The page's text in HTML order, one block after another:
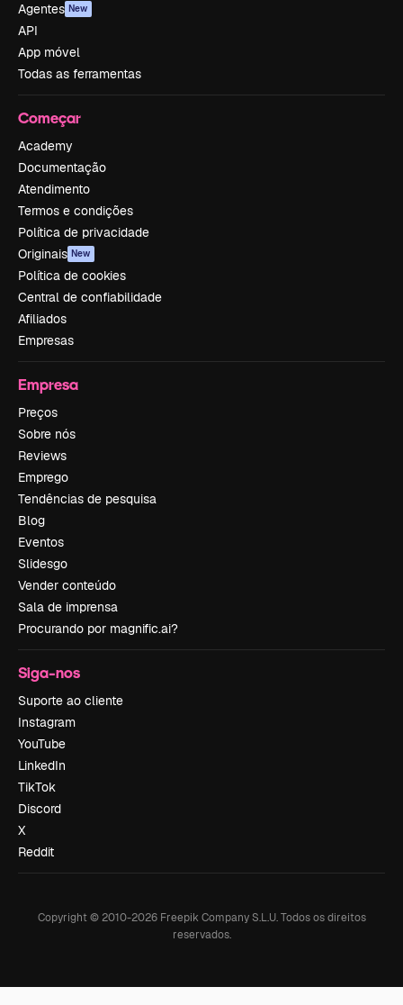
Agentes New
API
App móvel
Todas as ferramentas
Começar
Academy
Documentação
Atendimento
Termos e condições
Política de privacidade
Originais New
Política de cookies
Central de confiabilidade
Afiliados
Empresas
Empresa
Preços
Sobre nós
Reviews
Emprego
Tendências de pesquisa
Blog
Eventos
Slidesgo
Vender conteúdo
Sala de imprensa
Procurando por magnific.ai?
Siga-nos
Suporte ao cliente
Instagram
YouTube
LinkedIn
TikTok
Discord
X
Reddit
Copyright © 2010-2026Freepik Company S.L.U. Todos os direitos
reservados.